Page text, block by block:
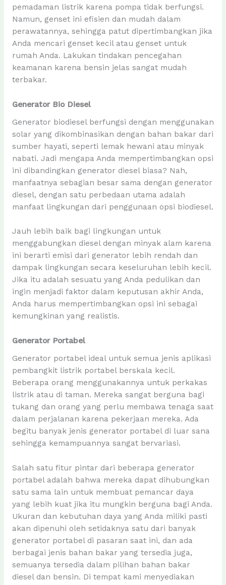
pemadaman listrik karena pompa tidak berfungsi.
Namun, genset ini efisien dan mudah dalam
perawatannya, sehingga patut dipertimbangkan jika
Anda mencari genset kecil atau genset untuk
rumah Anda. Lakukan tindakan pencegahan
keamanan karena bensin jelas sangat mudah
terbakar.
Generator Bio Diesel
Generator biodiesel berfungsi dengan menggunakan
solar yang dikombinasikan dengan bahan bakar dari
sumber hayati, seperti lemak hewani atau minyak
nabati. Jadi mengapa Anda mempertimbangkan opsi
ini dibandingkan generator diesel biasa? Nah,
manfaatnya sebagian besar sama dengan generator
diesel, dengan satu perbedaan utama adalah
manfaat lingkungan dari penggunaan opsi biodiesel.
Jauh lebih baik bagi lingkungan untuk
menggabungkan diesel dengan minyak alam karena
ini berarti emisi dari generator lebih rendah dan
dampak lingkungan secara keseluruhan lebih kecil.
Jika itu adalah sesuatu yang Anda pedulikan dan
ingin menjadi faktor dalam keputusan akhir Anda,
Anda harus mempertimbangkan opsi ini sebagai
kemungkinan yang realistis.
Generator Portabel
Generator portabel ideal untuk semua jenis aplikasi
pembangkit listrik portabel berskala kecil.
Beberapa orang menggunakannya untuk perkakas
listrik atau di taman. Mereka sangat berguna bagi
tukang dan orang yang perlu membawa tenaga saat
dalam perjalanan karena pekerjaan mereka. Ada
begitu banyak jenis generator portabel di luar sana
sehingga kemampuannya sangat bervariasi.
Salah satu fitur pintar dari beberapa generator
portabel adalah bahwa mereka dapat dihubungkan
satu sama lain untuk membuat pemancar daya
yang lebih kuat jika itu mungkin berguna bagi Anda.
Ukuran dan kebutuhan daya yang Anda miliki pasti
akan dipenuhi oleh setidaknya satu dari banyak
generator portabel di pasaran saat ini, dan ada
berbagai jenis bahan bakar yang tersedia juga,
semuanya tersedia dalam pilihan bahan bakar
diesel dan bensin. Di tempat kami menyediakan